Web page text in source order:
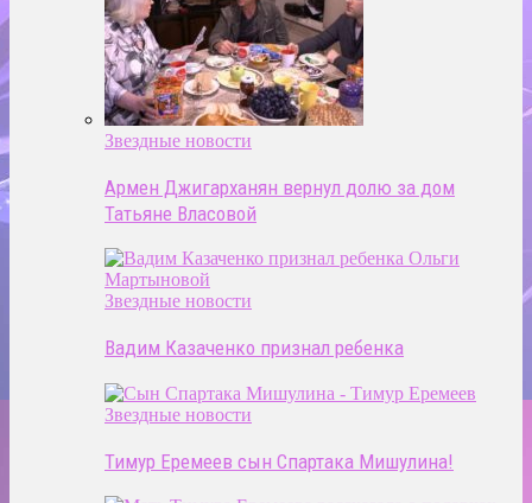
Звездные новости
Армен Джигарханян вернул долю за дом
Татьяне Власовой
Звездные новости
Вадим Казаченко признал ребенка
Звездные новости
Тимур Еремеев сын Спартака Мишулина!